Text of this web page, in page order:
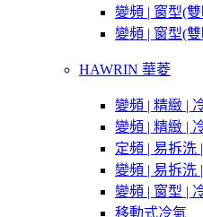
變頻 | 窗型(
變頻 | 窗型(
HAWRIN 華菱
變頻 | 精緻 |
變頻 | 精緻 |
定頻 | 易拆洗
變頻 | 易拆洗
變頻 | 窗型 |
移動式冷氣